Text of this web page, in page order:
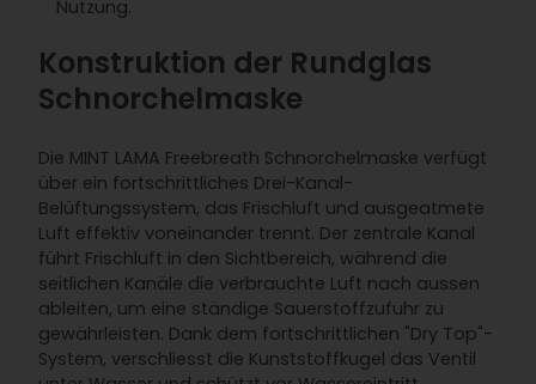
Nutzung.
Konstruktion der Rundglas
Schnorchelmaske
Die MINT LAMA Freebreath Schnorchelmaske verfügt
über ein fortschrittliches Drei-Kanal-
Belüftungssystem, das Frischluft und ausgeatmete
Luft effektiv voneinander trennt. Der zentrale Kanal
führt Frischluft in den Sichtbereich, während die
seitlichen Kanäle die verbrauchte Luft nach aussen
ableiten, um eine ständige Sauerstoffzufuhr zu
gewährleisten. Dank dem fortschrittlichen "Dry Top"-
System, verschliesst die Kunststoffkugel das Ventil